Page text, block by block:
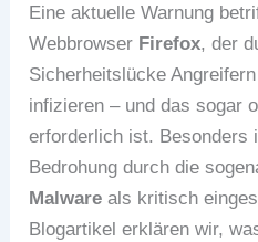
Eine aktuelle Warnung
Webbrowser Firefox, der
Sicherheitslücke
infizieren – und das sogar
erforderlich ist. Besonders
Bedrohung durch die
Malware als kritisch
Blogartikel erklären wir,